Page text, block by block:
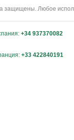
защищены. Любое
+34 937370082
+33 422840191